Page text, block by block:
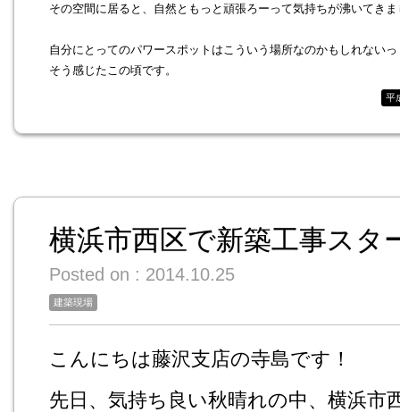
その空間に居ると、自然ともっと頑張ろーって気持ちが沸いてき
自分にとってのパワースポットはこういう場所なのかもしれないっ
平
横浜市西区で新築工事スタ
Posted on : 2014.10.25
建築現場
こんにちは藤沢支店の寺島です！
先日、気持ち良い秋晴れの中、 横浜市